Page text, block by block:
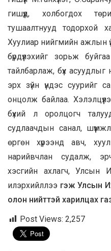
гишүүд, холбогдох
тушаалтнууд тодорхой
Хуулиар нийгмийн ажлын
бүрдүүлэхийг зорьж
тайлбарлаж, бүх
эрх зүйн үндэс суурийг
онцолж байлаа.
бүхий л оролцогч
судлаачдын санал,
өргөн хүрээнд авч,
нарийвчлан судалж,
хэсгийн ахлагч, Улсын
илэрхийллээ гэж Улсын
олон нийттэй харилцах
Post Views: 2,257